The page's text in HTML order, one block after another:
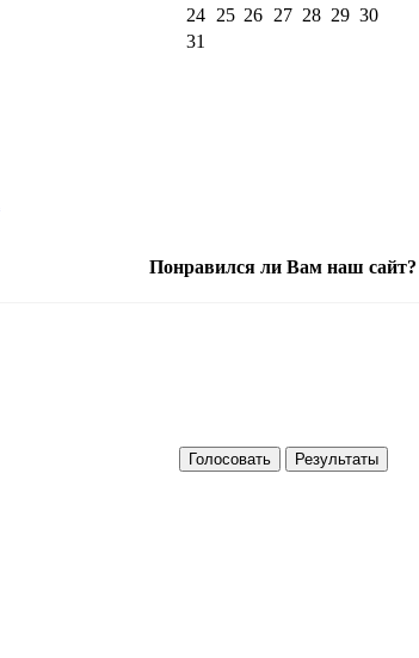
24
25 26 27 28 29 30
31
Понравился ли Вам наш сайт?